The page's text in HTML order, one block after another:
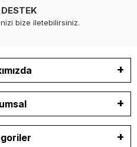
bize iletebilirsiniz.